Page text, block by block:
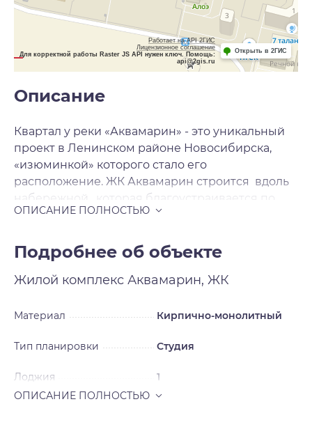
Работает на API 2ГИС
Лицензионное соглашение
Для корректной работы Raster JS API нужен ключ. Помощь:
api@2gis.ru
Открыть в 2ГИС
Описание
Квартал у реки «Аквамарин» - это уникальный
проект в Ленинском районе Новосибирска,
«изюминкой» которого стало его
расположение. ЖК Аквамарин строится вдоль
набережной , которая благоустраивается по
мере сдачи домов, превращаясь в зону для
преобразование берега позволит жителям
микрорайона наслаждаться окружающей
природой и красивейшими видами на
разместятся магазины, кафе, медицинские
инфраструктуры. В целом, район застройки уже
как данный район находится в развитой части
Новосибирска. Особое внимание застройщик
Подробнее об объекте
Жилой комплекс Аквамарин, ЖК
Материал Кирпично-монолитный
Тип планировки Студия
Лоджия 1